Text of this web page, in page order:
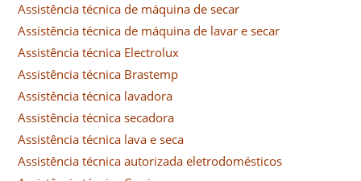
Assistência técnica de máquina de secar
Assistência técnica de máquina de lavar e secar
Assistência técnica Electrolux
Assistência técnica Brastemp
Assistência técnica lavadora
Assistência técnica secadora
Assistência técnica lava e seca
Assistência técnica autorizada eletrodomésticos